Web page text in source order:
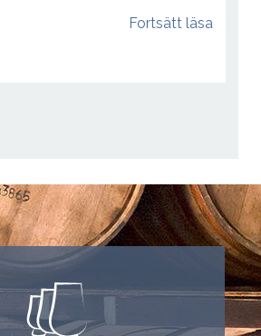
Fortsätt läsa